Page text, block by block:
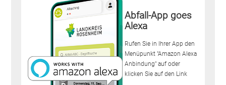
Abfall-App goes
Alexa
Rufen Sie in Ihrer App den
Menüpunkt "Amazon Alexa
Anbindung" auf oder
klicken Sie auf den Link